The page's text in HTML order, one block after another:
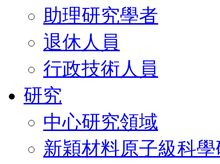
助理研究學者
退休人員
行政技術人員
研究
中心研究領域
新穎材料原子級科